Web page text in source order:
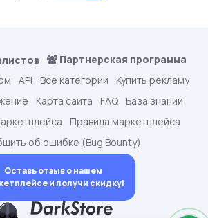
Партнерская программа
API Все категории
Купить рекламу
Карта сайта FAQ
База знаний
Правила маркетплейса
об ошибке (Bug Bounty)
Оставь отзыв о нашем
и получи скидку!